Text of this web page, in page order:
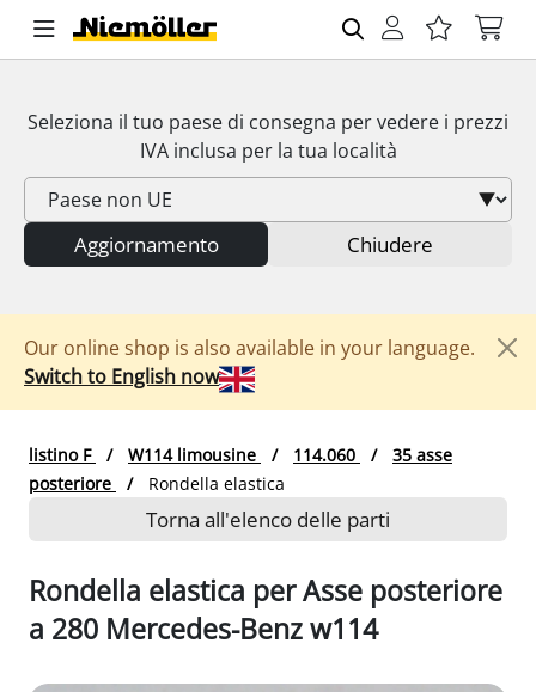
Seleziona il tuo paese di consegna per vedere i prezzi
IVAinclusa per la tua località
Aggiornamento Chiudere
Our online shop is also available in your language.
Switch to English now
listino F W114 limousine 114.060
35 asse
posteriore
Rondella elastica
Torna all'elenco delle parti
Rondella elastica per Asse posteriore
a 280 Mercedes-Benz w114